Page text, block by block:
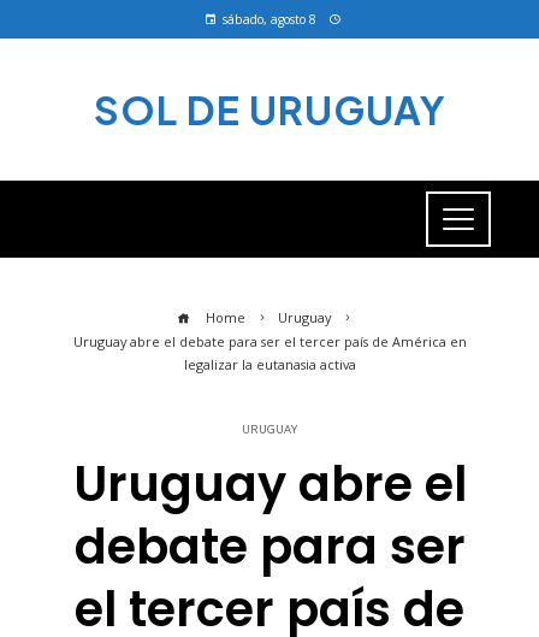
sábado, agosto 8
SOL DE URUGUAY
Home
Uruguay
Uruguay abre el debate para ser el tercer país de América en
legalizar la eutanasia activa
URUGUAY
Uruguay abre el
debate para ser
el tercer país de